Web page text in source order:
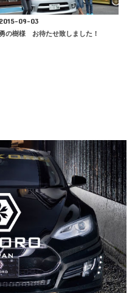
2015-09-03
勇の樹様 お待たせ致しました！